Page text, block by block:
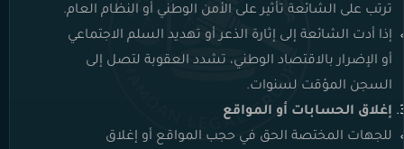
ترتب على الشائعة تأثير على الأمن الوطني أو النظام العام.
إذا أدت الشائعة إلى إثارة الذعر أو تهديد السلم الاجتماعي
أو الإضرار بالاقتصاد الوطني، تشدد العقوبة لتصل إلى
السجن المؤقت لسنوات.
إغلاق الحسابات أو المواقع
للجهات المختصة الحق في حجب المواقع أو إغلاق